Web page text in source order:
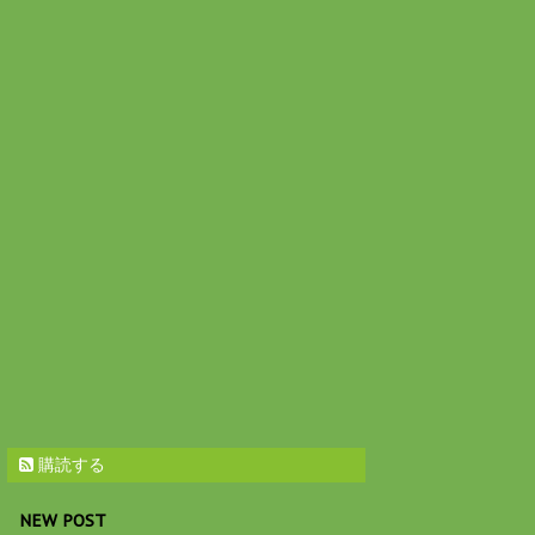
購読する
NEW POST